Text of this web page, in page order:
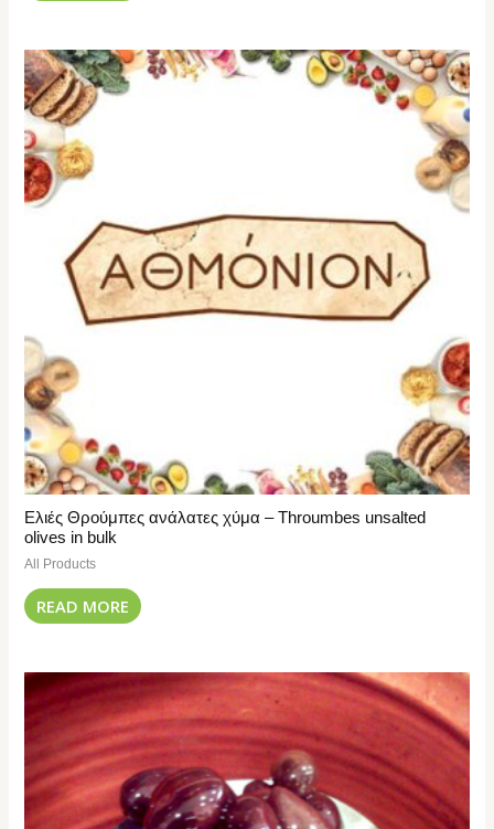
Ελιές Θρούμπες ανάλατες χύμα – Throumbes unsalted
olives in bulk
All Products
READ MORE